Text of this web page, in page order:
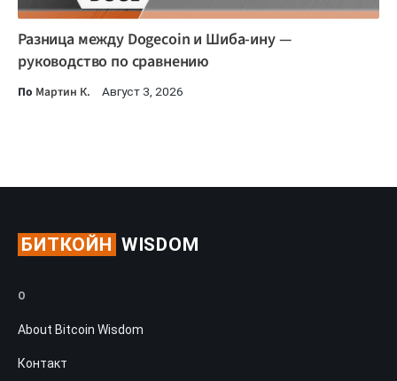
Разница между Dogecoin и Шиба-ину —
руководство по сравнению
По Мартин К. Август 3, 2026
БИТКОЙН WISDOM
О
About Bitcoin Wisdom
Контакт